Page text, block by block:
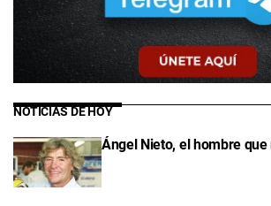
NOTICIAS DE HOY
Ángel Nieto, el hombre que